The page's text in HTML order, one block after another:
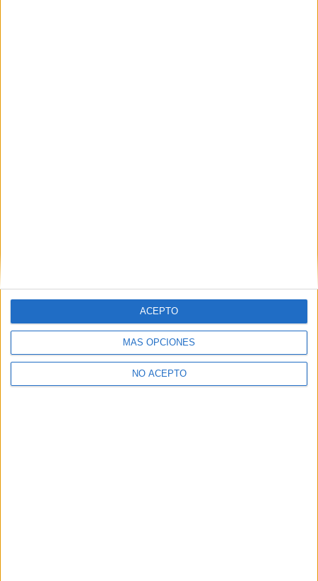
MÁS OPCIONES
NO ACEPTO
ACEPTO
Y como regalo de agradecimiento, por registrarte te daremos
gratis una copia de nuestro ebook con 100 consejos para tu
primer año de universidad